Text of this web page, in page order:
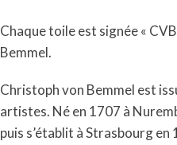
Chaque toile est signée «
Bemmel.
Christoph von Bemmel est
artistes. Né en 1707 à
puis s’établit à Strasbourg